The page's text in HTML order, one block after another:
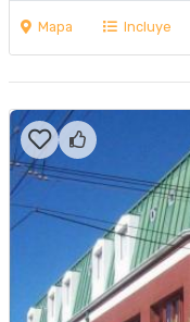
Mapa Incluye